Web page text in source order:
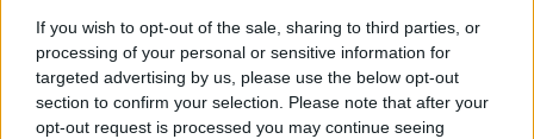
If you wish to opt-out of the sale, sharing to third parties, or
processing of your personal or sensitive information for
targeted advertising by us, please use the below opt-out
section to confirm your selection. Please note that after your
opt-out request is processed you may continue seeing
Rotten Tomatoes filmes honlap olvasóinak
szavazatai alapján ítélik oda az Oscar-díj
ellenpontjaként. A díj egy golflabda-
nagyságú, szuper 8-as filmtekercsre
helyezett, aranysárgára festett málnaszem.